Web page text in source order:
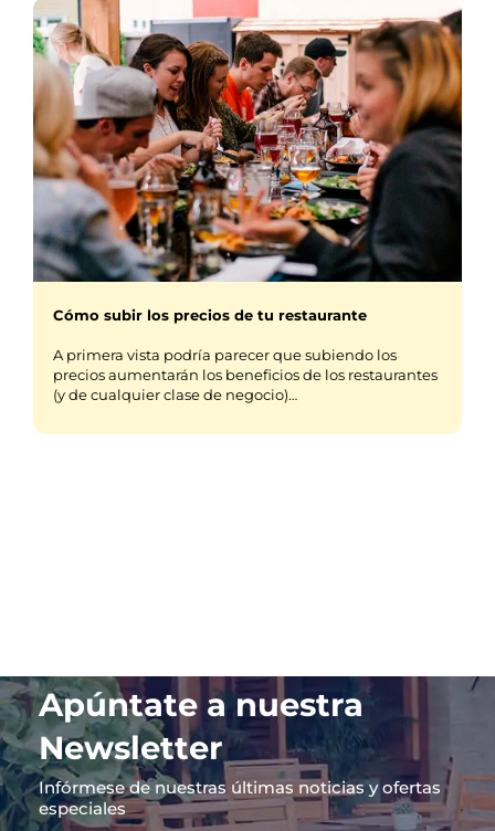
Cómo subir los precios de tu restaurante
A primera vista podría parecer que subiendo los
precios aumentarán los beneficios de los restaurantes
(y de cualquier clase de negocio)…
Apúntate a nuestra
Newsletter
Infórmese de nuestras últimas noticias y ofertas
especiales